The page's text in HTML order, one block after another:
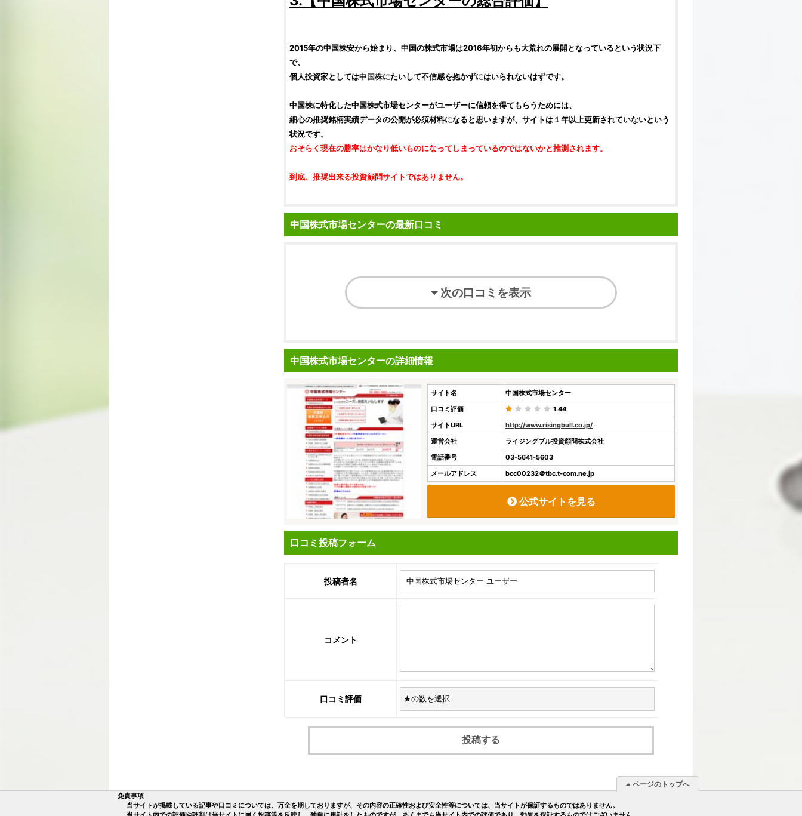
2015年の中国株安から始まり、中国の株式市場は2016年初からも大荒れの展開となっているという状況下
で、
個人投資家としては中国株にたいして不信感を抱かずにはいられないはずです。
中国株に特化した中国株式市場センターがユーザーに信頼を得てもらうためには、
細心の推奨銘柄実績データの公開が必須材料になると思いますが、サイトは１年以上更新されていないという
状況です。
おそらく現在の勝率はかなり低いものになってしまっているのではないかと推測されます。
到底、推奨出来る投資顧問サイトではありません。
中国株式市場センターの最新口コミ
次の口コミを表示
中国株式市場センターの詳細情報
サイト名
中国株式市場センター
口コミ評価
1.44
サイトURL
http://www.risingbull.co.jp/
運営会社
ライジングブル投資顧問株式会社
電話番号
03-5641-5603
メールアドレス
bcc00232＠tbc.t-com.ne.jp
公式サイトを見る
口コミ投稿フォーム
投稿者名
コメント
口コミ評価
免責事項
当サイトが掲載している記事や口コミについては、万全を期しておりますが、その内容の正確性および安全性等については、当サイトが保証するものではありません。
ページのトップへ